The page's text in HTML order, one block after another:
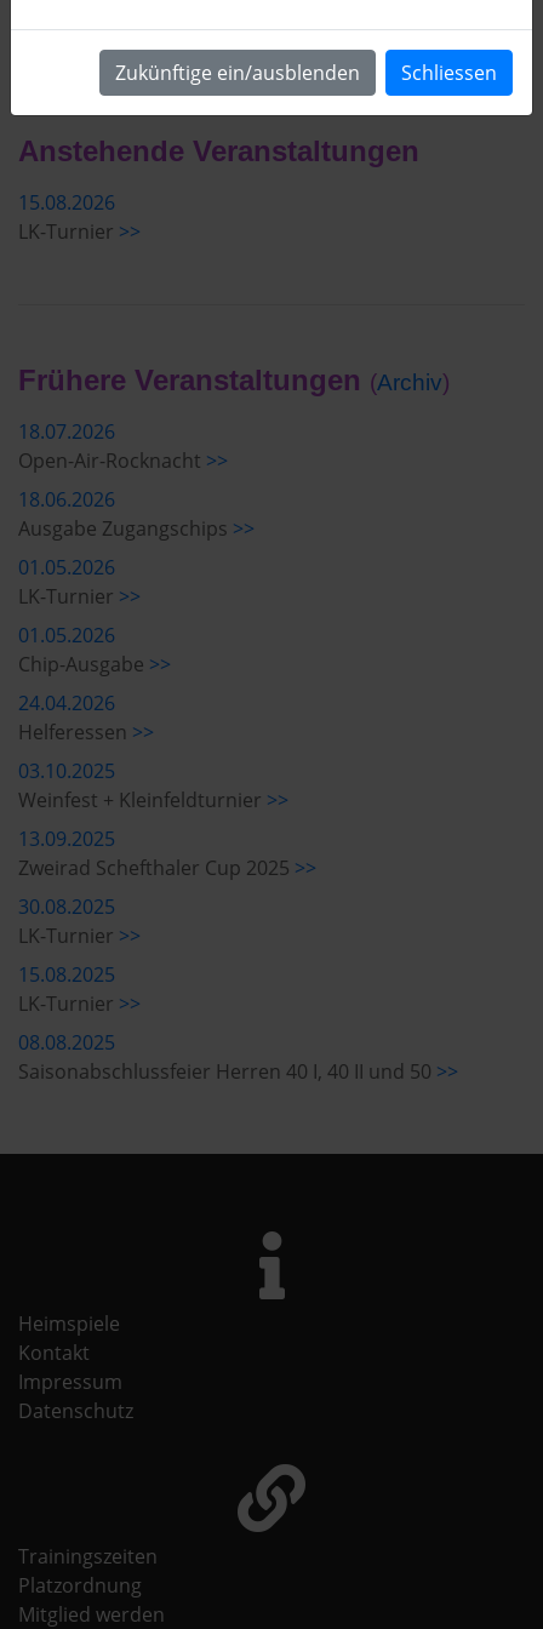
Anstehende Veranstaltungen
15.08.2026
LK-Turnier >>
Frühere Veranstaltungen (Archiv)
18.07.2026
Open-Air-Rocknacht >>
18.06.2026
Ausgabe Zugangschips >>
01.05.2026
LK-Turnier >>
01.05.2026
Chip-Ausgabe >>
24.04.2026
Helferessen >>
03.10.2025
Weinfest + Kleinfeldturnier >>
13.09.2025
Zweirad Schefthaler Cup 2025 >>
30.08.2025
LK-Turnier >>
15.08.2025
LK-Turnier >>
08.08.2025
Saisonabschlussfeier Herren 40 I, 40 II und 50 >>
Heimspiele
Kontakt
Impressum
Datenschutz
Trainingszeiten
Platzordnung
Mitglied werden
Zukünftige ein/ausblenden Schliessen